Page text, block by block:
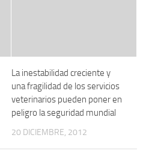
La inestabilidad creciente y
una fragilidad de los servicios
veterinarios pueden poner en
peligro la seguridad mundial
20 DICIEMBRE, 2012